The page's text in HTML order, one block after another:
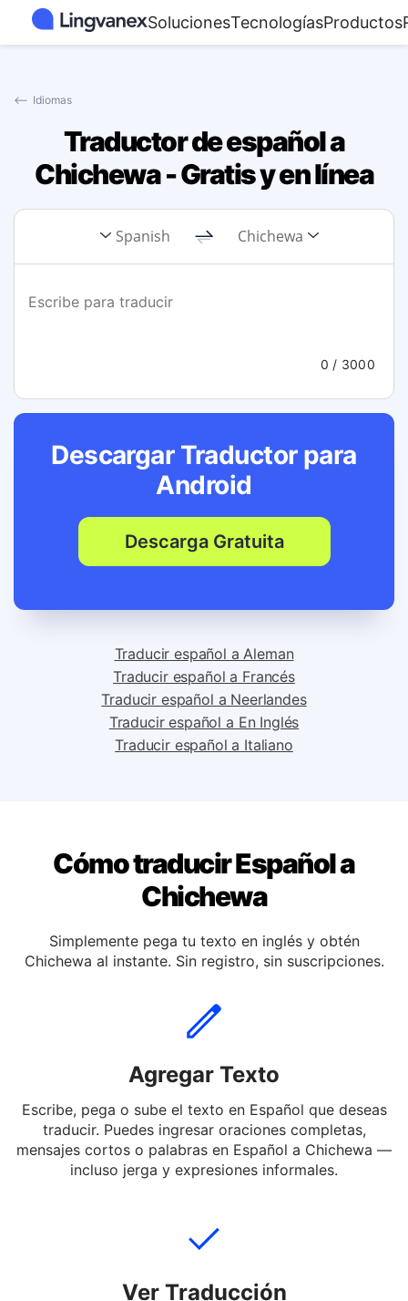
SolucionesTecnologíasProductos
⟵ Idiomas
Traductor de español a
Chichewa - Gratis y en línea
Spanish Chichewa
0 / 3000
Descargar Traductor para
Android
Descarga Gratuita
Traducir español a Aleman
Traducir español a Francés
Traducir español a Neerlandes
Cómo traducir Español a
Chichewa
Chichewa al instante. Sin registro, sin suscripciones.
Agregar Texto
Escribe, pega o sube el texto en Español que deseas
traducir. Puedes ingresar oraciones completas,